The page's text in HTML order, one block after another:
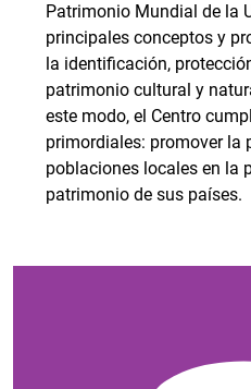
Patrimonio Mundial de la
principales conceptos y
la identificación,
patrimonio cultural y
este modo, el Centro
primordiales: promover la
poblaciones locales en la
patrimonio de sus países.